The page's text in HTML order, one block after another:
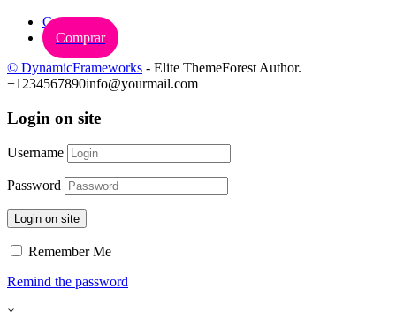
Carrinho
Comprar
© DynamicFrameworks - Elite ThemeForest Author.
+1234567890info@yourmail.com
Login on site
Username
Password
Login on site
Remember Me
Remind the password